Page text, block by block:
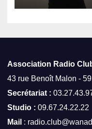
Association Radio
43 rue Benoît Malon -
Secrétariat :
Studio : 09.67.24.22.22
Mail :